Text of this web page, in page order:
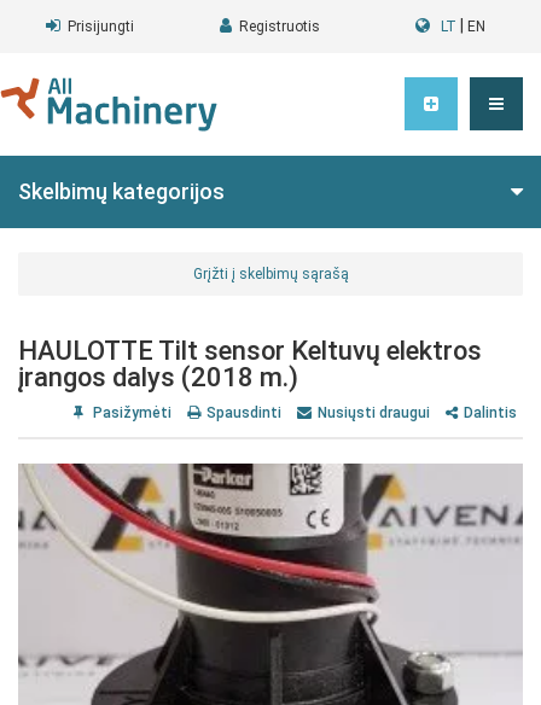
Prisijungti Registruotis LT EN
Skelbimų kategorijos
Grįžti į skelbimų sąrašą
HAULOTTE Tilt sensor Keltuvų elektros
įrangos dalys (2018 m.)
Pasižymėti Spausdinti Nusiųsti draugui Dalintis